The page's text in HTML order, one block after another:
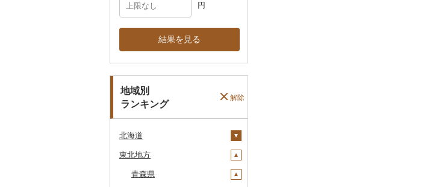
円
結果を見る
地域別
ランキング
解除
北海道
安平町
八雲町
東北地方
青森県